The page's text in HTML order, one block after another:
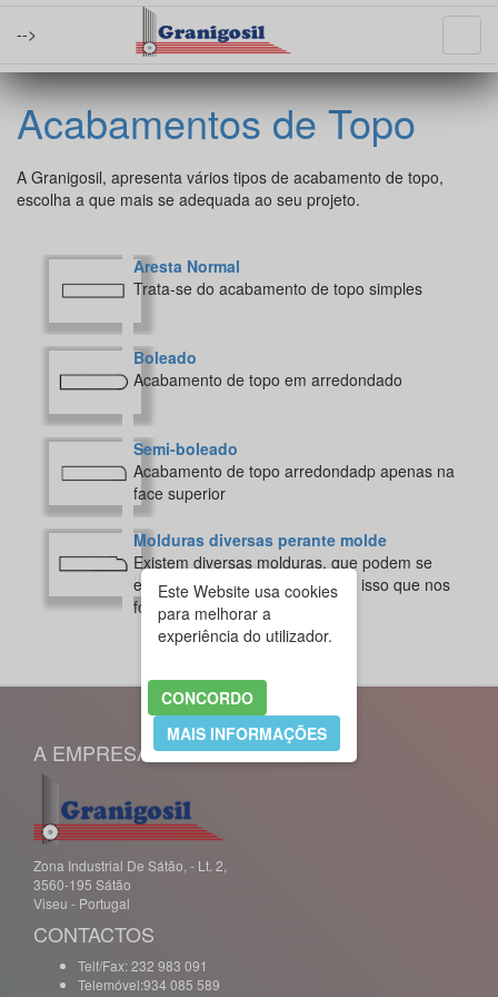
-->
Acabamentos de Topo
A Granigosil, apresenta vários tipos de acabamento de topo,
escolha a que mais se adequada ao seu projeto.
Aresta Normal
Trata-se do acabamento de topo simples
Boleado
Acabamento de topo em arredondado
Semi-boleado
Acabamento de topo arredondadp apenas na
face superior
Molduras diversas perante molde
Existem diversas molduras, que podem se
executadas no topo, basta para isso que nos
forneça o molde desejado.
A EMPRESA
Zona Industrial De Sátão, - Lt. 2,
3560-195 Sátão
Viseu - Portugal
CONTACTOS
Telf/Fax: 232 983 091
Telemóvel:934 085 589
Este Website usa cookies
para melhorar a
experiência do utilizador.
CONCORDO
MAIS INFORMAÇÕES